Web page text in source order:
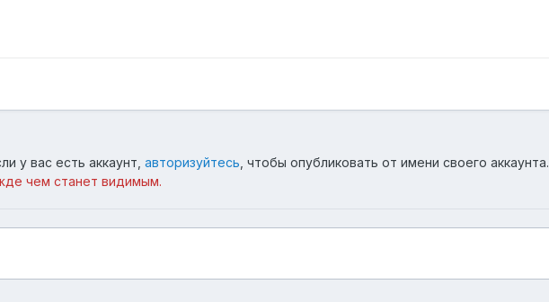
у вас есть аккаунт, авторизуйтесь , чтобы опубликовать от имени своего аккаунта.
чем станет видимым.